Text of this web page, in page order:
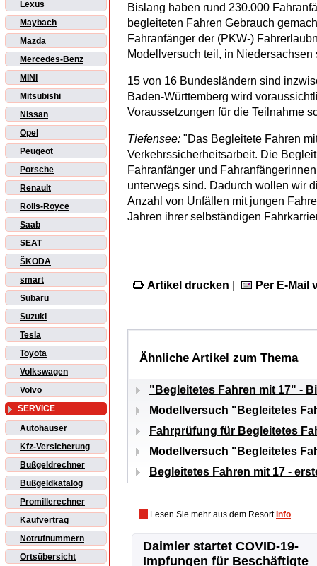
Lexus
Maybach
Mazda
Mercedes-Benz
MINI
Mitsubishi
Nissan
Opel
Peugeot
Porsche
Renault
Rolls-Royce
Saab
SEAT
ŠKODA
smart
Subaru
Suzuki
Tesla
Toyota
Volkswagen
Volvo
SERVICE
Autohäuser
Kfz-Versicherung
Bußgeldrechner
Bußgeldkatalog
Promillerechner
Kaufvertrag
Notrufnummern
Ortsübersicht
Bislang haben rund 230.000
begleiteten Fahren Gebrauch
Fahranfänger der (PKW-)
Modellversuch teil, in Niedersachsen
15 von 16 Bundesländern sind
Baden-Württemberg wird
Voraussetzungen für die Teilnahme
Tiefensee: "Das Begleitete Fahren
Verkehrssicherheitsarbeit. Die
Fahranfänger und
unterwegs sind. Dadurch wollen wir
Anzahl von Unfällen mit jungen
Jahren ihrer selbständigen
Artikel drucken Per E-Mail
Ähnliche Artikel zum Thema
"Begleitetes Fahren mit 17" -
Modellversuch "Begleitetes
Fahrprüfung für Begleitetes
Modellversuch "Begleitetes
Begleitetes Fahren mit 17 -
Lesen Sie mehr aus dem Resort Info
Daimler startet COVID-19-
Impfungen für Beschäftigte